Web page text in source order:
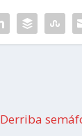
Derriba